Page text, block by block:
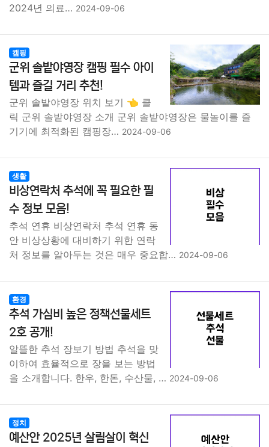
2024년 의료… 2024-09-06
캠핑
군위 솔밭야영장 캠핑 필수 아이
템과 즐길 거리 추천!
군위 솔밭야영장 위치 보기 👈 클
릭 군위 솔밭야영장 소개 군위 솔밭야영장은 물놀이를 즐
기기에 최적화된 캠핑장… 2024-09-06
생활
비상연락처 추석에 꼭 필요한 필
수 정보 모음!
추석 연휴 비상연락처 추석 연휴 동
안 비상상황에 대비하기 위한 연락
처 정보를 알아두는 것은 매우 중요합… 2024-09-06
환경
추석 가심비 높은 정책선물세트
2호 공개!
알뜰한 추석 장보기 방법 추석을 맞
이하여 효율적으로 장을 보는 방법
을 소개합니다. 한우, 한돈, 수산물, … 2024-09-06
정치
예산안 2025년 살림살이 혁신